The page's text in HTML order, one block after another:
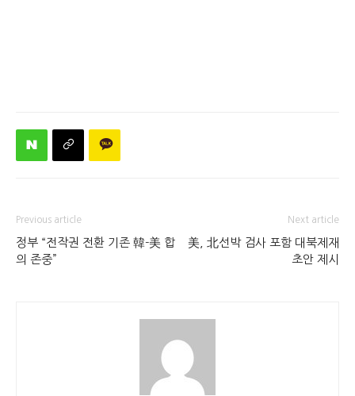
Previous article
정부 “전작권 전환 기존 韓-美 합
의 존중”
Next article
美, 北선박 검사 포함 대북제재
초안 제시